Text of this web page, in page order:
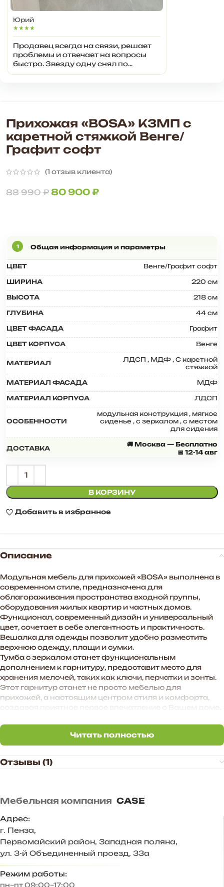
Юрий
★★★★
Продавец всегда на связи, решает
проблемы и отвечает на вопросы
быстро. Звезду одну снял по
объективным причинам, всё таки
Прихожая «BOSA» К3МП с
каретной стяжкой Венге/
Графит софт
(1 отзыв клиента)
88 990₽ 80 900₽
ЦВЕТ Венге/Графит софт
ШИРИНА 220 см
ВЫСОТА 218 см
ГЛУБИНА 44 см
ЦВЕТ ФАСАДА Графит
ЦВЕТ КОРПУСА Венге
МАТЕРИАЛ ЛДСП , МДФ , С каретной
стяжкой
МАТЕРИАЛ ФАСАДА МДФ
МАТЕРИАЛ КОРПУСА ЛДСП
ОСОБЕННОСТИ
модульная конструкция , мягкое
сиденье , с зеркалом , с местом
для сидения
ДОСТАВКА
🚚 Москва — Бесплатно
📅 12-14 авг
В КОРЗИНУ
Добавить в избранное
Описание
Модульная мебель для прихожей «BOSA» выполнена в
современном стиле, предназначена для
облагораживания пространства входной группы,
оборудования жилых квартир и частных домов.
Функционал, современный дизайн и универсальный
цвет, сочетает в себе элегантность и практичность.
Вешалка для одежды позволит удобно разместить
верхнюю одежду, плащи и сумки.
Тумба с зеркалом станет функциональным
дополнением к гарнитуру, предоставит место для
хранения мелочей, таких как ключи, перчатки и зонты.
Этот гарнитур станет не просто мебелью для
прихожей, а настоящим центром стиля и комфорта,
Преимущества прихожей «BOSA»:
— Функциональное наполнение.
— Стильные МДФ-фасады в цвете графит софт
создают атмосферу уюта в помещении.
— Произвольное расположение модулей. Также есть
— Стильное цветовое сочетание подходит для
Корпус ЛДСП Венге
Фасад МДФ Графит софт
Задняя стенка – ХДФ 3 мм
Размер комплекта, мм: 2200*2176*443
Состав комплекта/ размер, мм:
Пенал/ 402х2176х443
Читать полностью
Читать полностью
Отзывы (1)
Мебельная компания CASE
Адрес:
г. Пенза,
Первомайский район, Западная поляна,
ул. 3-й Объединенный проезд, 33а
Режим работы:
пн–пт 09:00–17:00